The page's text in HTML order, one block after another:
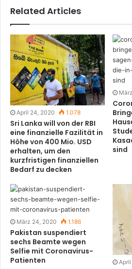
Related Articles
April 24, 2020 1.078
Sri Lanka will von der RBI
eine finanzielle Fazilität in
Höhe von 400 Mio. USD
erhalten, um den
kurzfristigen finanziellen
Bedarf zu decken
sind
März 24, 2020 1.186
Pakistan suspendiert
sechs Beamte wegen
Selfie mit Coronavirus-
Patienten